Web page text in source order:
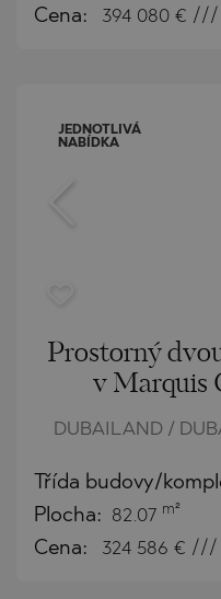
Cena: 394 080 € ///
JEDNOTLIVÁ
NABÍDKA
Prostorný
v Marquis
DUBAILAND /
Třída budovy/
Plocha: 82.07 m²
Cena: 324 586 € ///